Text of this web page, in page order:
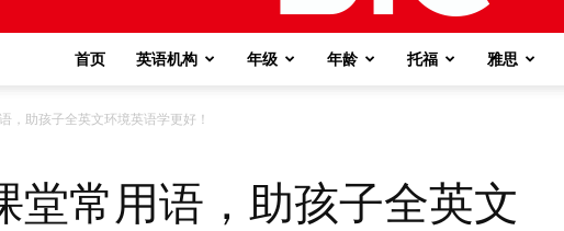
首页 英语机构 年级 年龄 托福 雅思
，助孩子全英文环境英语学更好！
堂常用语，助孩子全英文